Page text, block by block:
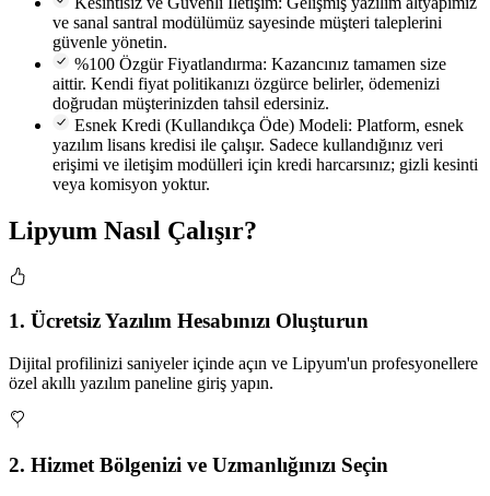
ve sanal santral modülümüz sayesinde müşteri taleplerini
güvenle yönetin.
%100 Özgür Fiyatlandırma: Kazancınız tamamen size
aittir. Kendi fiyat politikanızı özgürce belirler, ödemenizi
doğrudan müşterinizden tahsil edersiniz.
Esnek Kredi (Kullandıkça Öde) Modeli: Platform, esnek
yazılım lisans kredisi ile çalışır. Sadece kullandığınız veri
erişimi ve iletişim modülleri için kredi harcarsınız; gizli kesinti
veya komisyon yoktur.
Lipyum Nasıl Çalışır?
1. Ücretsiz Yazılım Hesabınızı Oluşturun
Dijital profilinizi saniyeler içinde açın ve Lipyum'un profesyonellere
özel akıllı yazılım paneline giriş yapın.
2. Hizmet Bölgenizi ve Uzmanlığınızı Seçin